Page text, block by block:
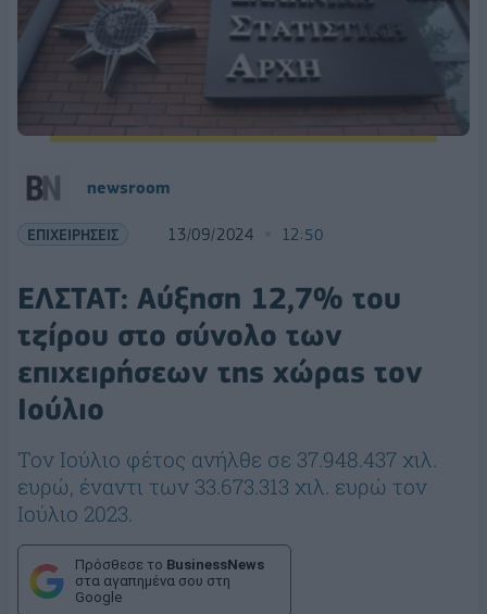
newsroom
ΕΠΙΧΕΙΡΗΣΕΙΣ 13/09/2024 12:50
ΕΛΣΤΑΤ: Αύξηση 12,7% του
τζίρου στο σύνολο των
επιχειρήσεων της χώρας τον
Ιούλιο
Τον Ιούλιο φέτος ανήλθε σε 37.948.437 χιλ.
ευρώ, έναντι των 33.673.313 χιλ. ευρώ τον
Ιούλιο 2023.
Πρόσθεσε το BusinessNews
στα αγαπημένα σου στη
Google